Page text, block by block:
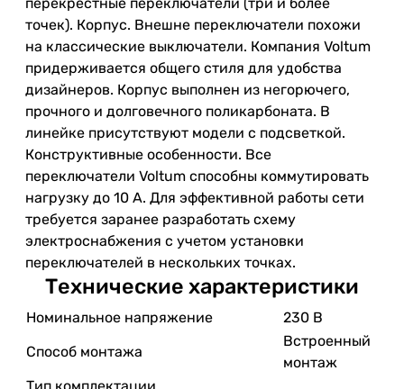
точек). Корпус. Внешне переключатели похожи
на классические выключатели. Компания Voltum
придерживается общего стиля для удобства
дизайнеров. Корпус выполнен из негорючего,
прочного и долговечного поликарбоната. В
линейке присутствуют модели с подсветкой.
Конструктивные особенности. Все
переключатели Voltum способны коммутировать
нагрузку до 10 А. Для эффективной работы сети
требуется заранее разработать схему
электроснабжения с учетом установки
переключателей в нескольких точках.
Технические характеристики
Номинальное напряжение
230 В
Способ монтажа
Встроенный
монтаж